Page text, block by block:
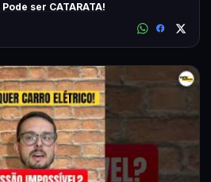
ser CATARATA!